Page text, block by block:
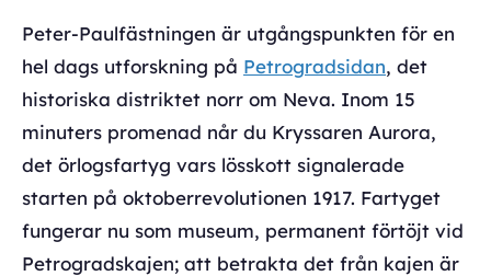
Peter-Paulfästningen är utgångspunkten för en
hel dags utforskning på Petrogradsidan, det
historiska distriktet norr om Neva. Inom 15
minuters promenad når du Kryssaren Aurora,
det örlogsfartyg vars lösskott signalerade
starten på oktoberrevolutionen 1917. Fartyget
fungerar nu som museum, permanent förtöjt vid
Petrogradskajen; att betrakta det från kajen är